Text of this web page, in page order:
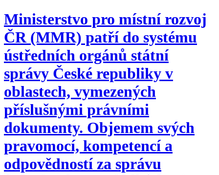
Ministerstvo pro místní rozvoj
ČR (MMR) patří do systému
ústředních orgánů státní
správy České republiky v
oblastech, vymezených
příslušnými právními
dokumenty. Objemem svých
pravomocí, kompetencí a
odpovědností za správu